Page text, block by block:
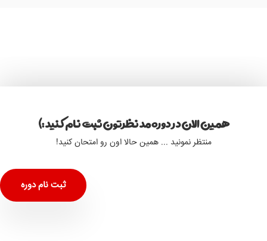
همین الان در دوره مد نظرتون ثبت نام کنید :)
منتظر نمونید ... همین حالا اون رو امتحان کنید!
ثبت نام دوره